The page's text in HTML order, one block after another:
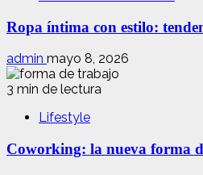
Ropa íntima con estilo:
admin mayo 8, 2026
3 min de lectura
Lifestyle
Coworking: la nueva forma